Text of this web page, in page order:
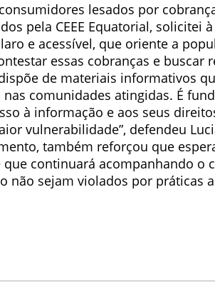
lesados por
pela CEEE Equatorial, solicitei à
e acessível, que oriente a
essas cobranças e buscar
de materiais informativos
comunidades atingidas. É
à informação e aos seus
vulnerabilidade”, defendeu
também reforçou que
que continuará acompanhando o
não sejam violados por práticas